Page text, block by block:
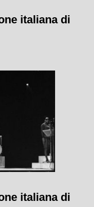
italiana di
italiana di